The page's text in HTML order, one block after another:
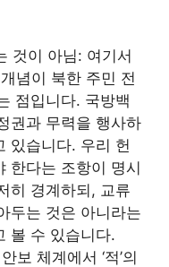
것이 아님: 여기서
념이 북한 주민 전
점입니다. 국방백
권과 무력을 행사하
있습니다. 우리 헌
한다는 조항이 명시
히 경계하되, 교류
두는 것은 아니라는
볼 수 있습니다.
보 체계에서 ‘적’의